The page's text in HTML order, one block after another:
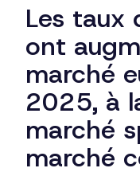
Les taux
ont
marché
2025, à
marché
marché